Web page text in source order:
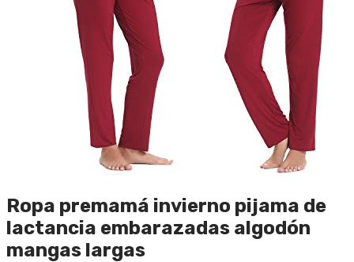
Ropa premamá invierno pijama de
lactancia embarazadas algodón
mangas largas